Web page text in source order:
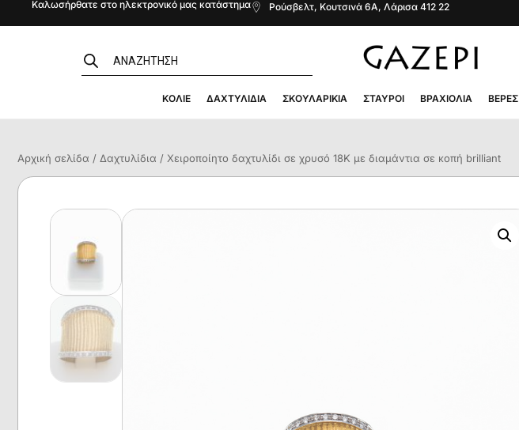
Καλωσήρθατε στο ηλεκτρονικό μας κατάστημα Ρούσβελτ, Κουτσινά 6Α, Λάρισα 412 22
ΚΟΛΙΈ ΔΑΧΤΥΛΊΔΙΑ ΣΚΟΥΛΑΡΊΚΙΑ ΣΤΑΥΡΟΊ ΒΡΑΧΙΌΛΙΑ ΒΈΡΕΣ
Αρχική σελίδα / Δαχτυλίδια / Χειροποίητο δαχτυλίδι σε χρυσό 18K με διαμάντια σε κοπή brilliant